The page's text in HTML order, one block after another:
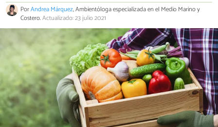
PorAndrea Márquez, Ambientóloga especializada en el Medio Marino y
Costero.Actualizado: 23 julio 2021